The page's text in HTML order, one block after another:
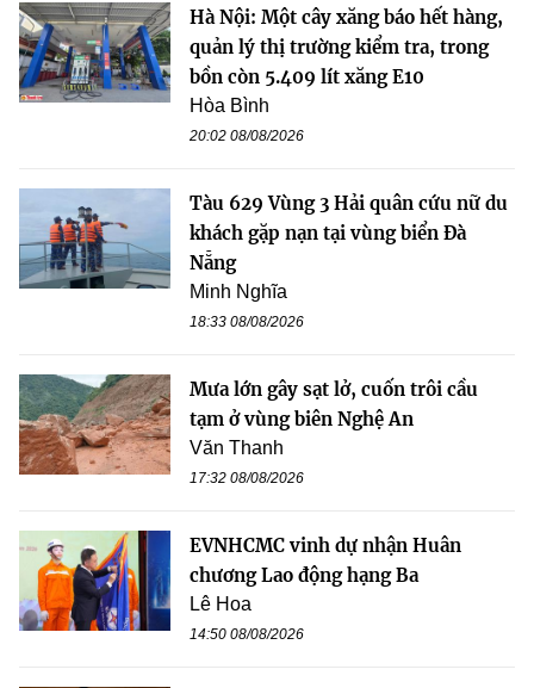
Hà Nội: Một cây xăng báo hết hàng,
quản lý thị trường kiểm tra, trong
bồn còn 5.409 lít xăng E10
Hòa Bình
20:02 08/08/2026
Tàu 629 Vùng 3 Hải quân cứu nữ du
khách gặp nạn tại vùng biển Đà
Nẵng
Minh Nghĩa
18:33 08/08/2026
Mưa lớn gây sạt lở, cuốn trôi cầu
tạm ở vùng biên Nghệ An
Văn Thanh
17:32 08/08/2026
EVNHCMC vinh dự nhận Huân
chương Lao động hạng Ba
Lê Hoa
14:50 08/08/2026